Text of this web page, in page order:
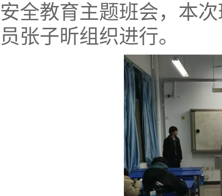
安全教育主题班会，本
员张子昕组织进行。